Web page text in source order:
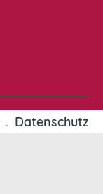
Datenschutz